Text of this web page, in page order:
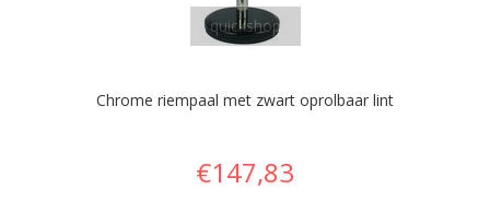
quickshop
Chrome riempaal met zwart oprolbaar lint
€147,83